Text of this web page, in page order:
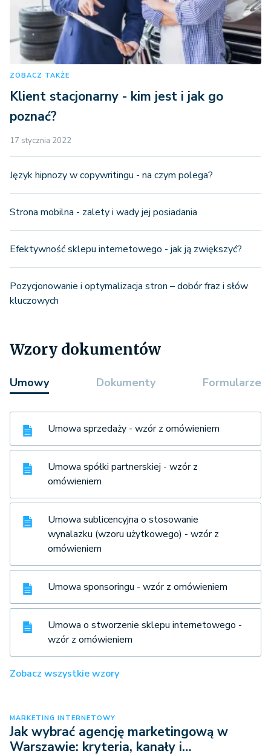
ZOBACZ TAKŻE
Klient stacjonarny - kim jest i jak go
poznać?
17 stycznia 2022
Język hipnozy w copywritingu - na czym polega?
Strona mobilna - zalety i wady jej posiadania
Efektywność sklepu internetowego - jak ją zwiększyć?
Pozycjonowanie i optymalizacja stron – dobór fraz i słów
kluczowych
Wzory dokumentów
Umowy Dokumenty Formularze
Umowa sprzedaży - wzór z omówieniem
Umowa spółki partnerskiej - wzór z
omówieniem
Umowa sublicencyjna o stosowanie
wynalazku (wzoru użytkowego) - wzór z
omówieniem
Umowa sponsoringu - wzór z omówieniem
Umowa o stworzenie sklepu internetowego -
wzór z omówieniem
Zobacz wszystkie wzory
MARKETING INTERNETOWY
Jak wybrać agencję marketingową w
Warszawie: kryteria, kanały i…